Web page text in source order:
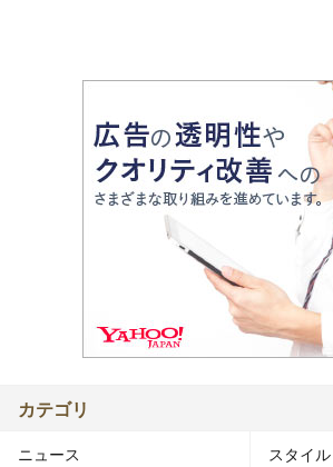
カテゴリ
ニュース スタイル